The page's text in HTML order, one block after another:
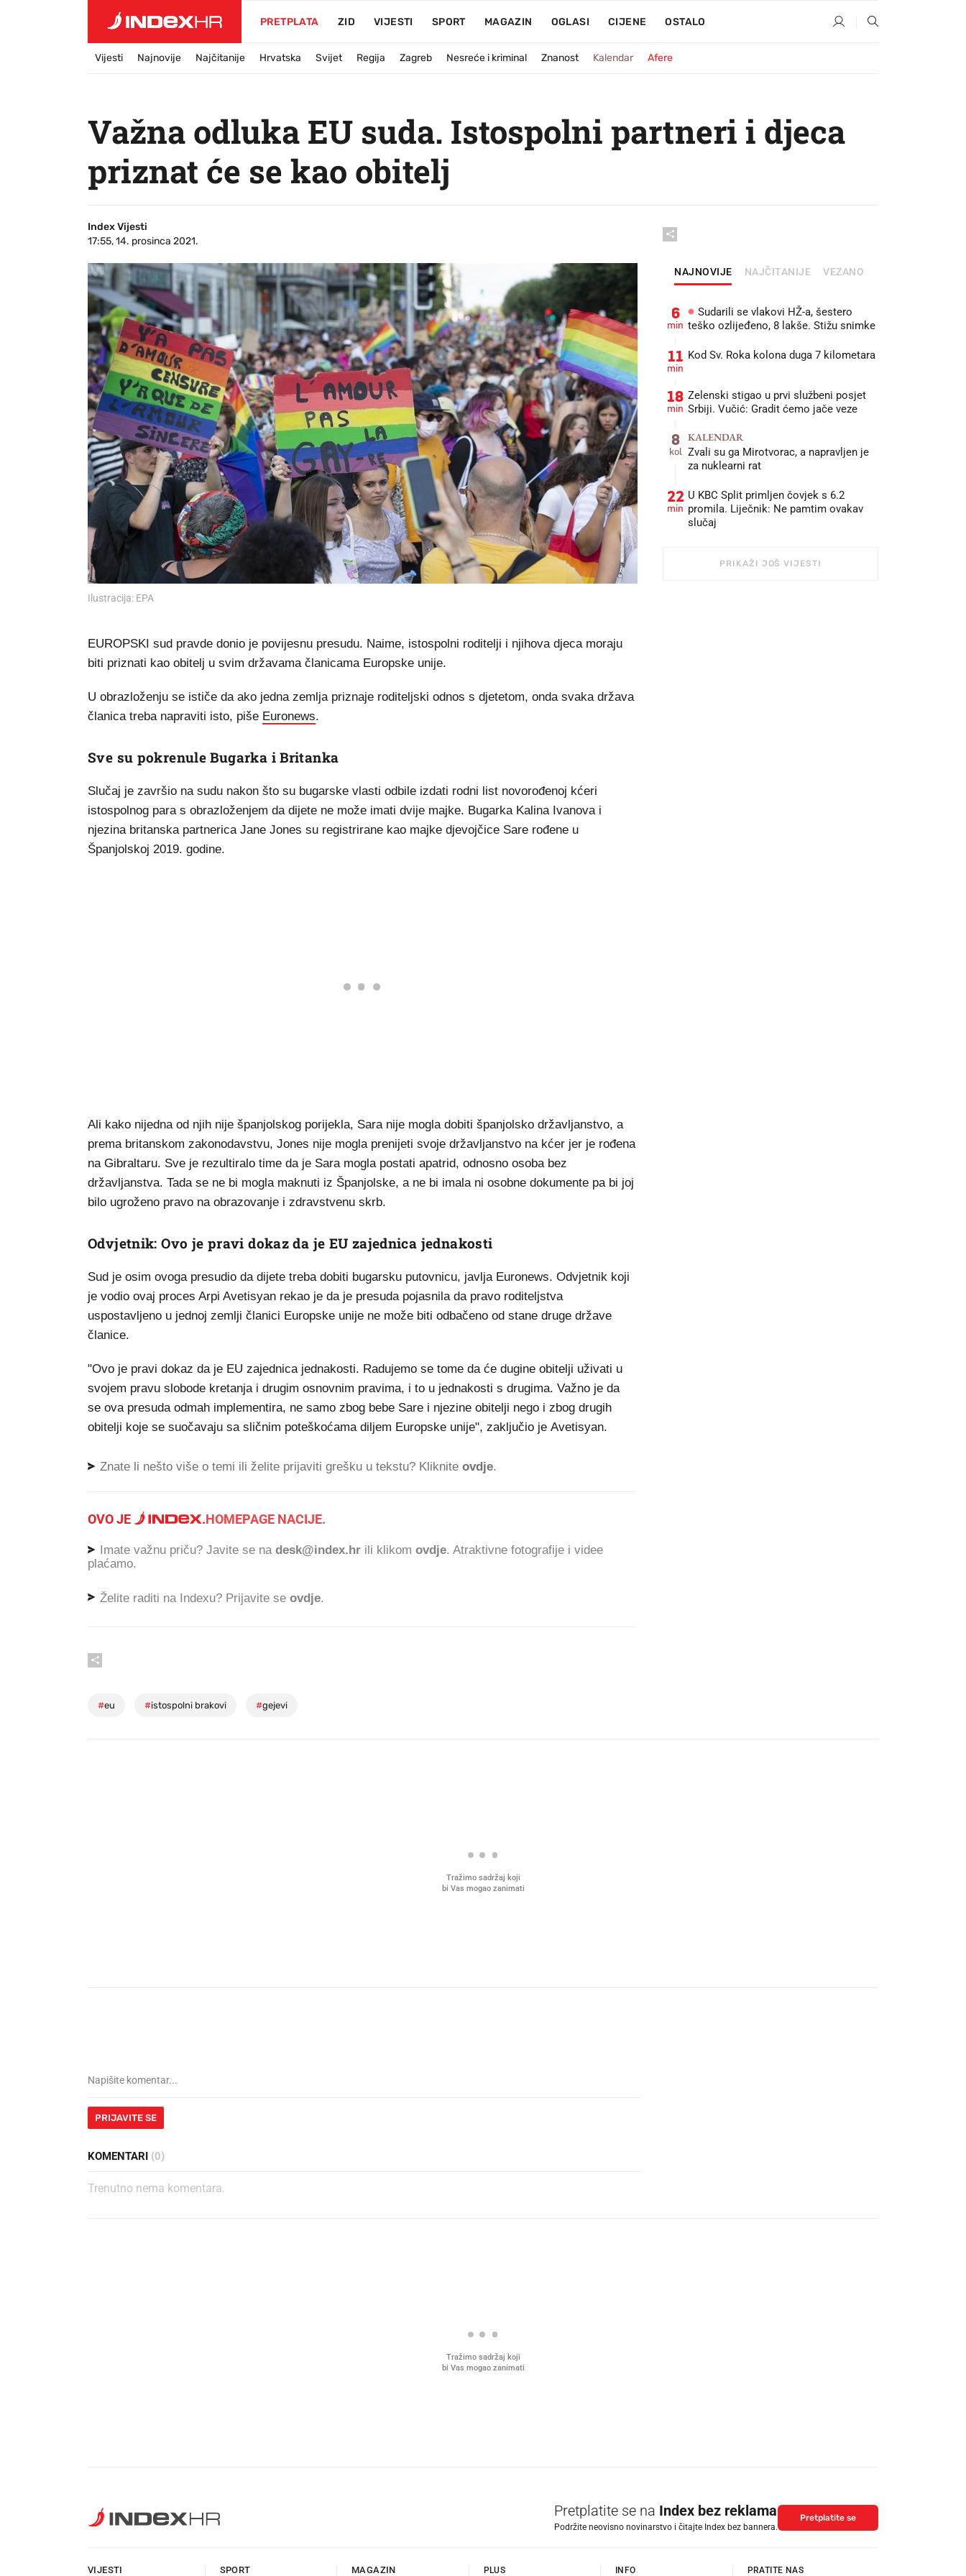
PRETPLATA ZID VIJESTI SPORT MAGAZIN OGLASI CIJENE OSTALO
Vijesti Najnovije Najčitanije Hrvatska Svijet Regija Zagreb Nesreće i kriminal Znanost Kalendar Afere
Važna odluka EU suda. Istospolni partneri i djeca
priznat će se kao obitelj
Index Vijesti
17:55, 14. prosinca 2021.
Ilustracija: EPA
EUROPSKI sud pravde donio je povijesnu presudu. Naime, istospolni roditelji i njihova djeca moraju
biti priznati kao obitelj u svim državama članicama Europske unije.
U obrazloženju se ističe da ako jedna zemlja priznaje roditeljski odnos s djetetom, onda svaka država
članica treba napraviti isto, piše Euronews.
Sve su pokrenule Bugarka i Britanka
Slučaj je završio na sudu nakon što su bugarske vlasti odbile izdati rodni list novorođenoj kćeri
istospolnog para s obrazloženjem da dijete ne može imati dvije majke. Bugarka Kalina Ivanova i
njezina britanska partnerica Jane Jones su registrirane kao majke djevojčice Sare rođene u
Španjolskoj 2019. godine.
Ali kako nijedna od njih nije španjolskog porijekla, Sara nije mogla dobiti španjolsko državljanstvo, a
prema britanskom zakonodavstvu, Jones nije mogla prenijeti svoje državljanstvo na kćer jer je rođena
na Gibraltaru. Sve je rezultiralo time da je Sara mogla postati apatrid, odnosno osoba bez
državljanstva. Tada se ne bi mogla maknuti iz Španjolske, a ne bi imala ni osobne dokumente pa bi joj
bilo ugroženo pravo na obrazovanje i zdravstvenu skrb.
Odvjetnik: Ovo je pravi dokaz da je EU zajednica jednakosti
Sud je osim ovoga presudio da dijete treba dobiti bugarsku putovnicu, javlja Euronews. Odvjetnik koji
je vodio ovaj proces Arpi Avetisyan rekao je da je presuda pojasnila da pravo roditeljstva
uspostavljeno u jednoj zemlji članici Europske unije ne može biti odbačeno od stane druge države
članice.
"Ovo je pravi dokaz da je EU zajednica jednakosti. Radujemo se tome da će dugine obitelji uživati u
svojem pravu slobode kretanja i drugim osnovnim pravima, i to u jednakosti s drugima. Važno je da
se ova presuda odmah implementira, ne samo zbog bebe Sare i njezine obitelji nego i zbog drugih
obitelji koje se suočavaju sa sličnim poteškoćama diljem Europske unije", zaključio je Avetisyan.
Znate li nešto više o temi ili želite prijaviti grešku u tekstu? Kliknite ovdje.
OVO JE .HOMEPAGE NACIJE.
Imate važnu priču? Javite se na desk@index.hr ili klikom ovdje. Atraktivne fotografije i videe
plaćamo.
Želite raditi na Indexu? Prijavite se ovdje.
#eu #istospolni brakovi #gejevi
NAJNOVIJE NAJČITANIJE VEZANO
6
min
Sudarili se vlakovi HŽ-a, šestero
teško ozlijeđeno, 8 lakše. Stižu snimke
11
min
Kod Sv. Roka kolona duga 7 kilometara
18
min
Zelenski stigao u prvi službeni posjet
Srbiji. Vučić: Gradit ćemo jače veze
8
kol
KALENDAR
Zvali su ga Mirotvorac, a napravljen je
za nuklearni rat
22
min
U KBC Split primljen čovjek s 6.2
promila. Liječnik: Ne pamtim ovakav
slučaj
PRIKAŽI JOŠ VIJESTI
Tražimo sadržaj koji
bi Vas mogao zanimati
PRIJAVITE SE
KOMENTARI (0)
Trenutno nema komentara.
Tražimo sadržaj koji
bi Vas mogao zanimati
Pretplatite se na Index bez reklama
Podržite neovisno novinarstvo i čitajte Index bez bannera.
Pretplatite se
VIJESTI SPORT MAGAZIN PLUS INFO PRATITE NAS